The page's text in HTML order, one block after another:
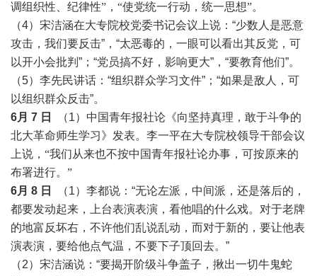
调组织性、纪律性”，“使党统一行动，统一思想”。
（4）宋洁涵在大专院校党委书记会议上说：“少数人是恶意
攻击，我们要反击”，“太恶毒的，一眼可以看出其反党，可
以开小会批判”；“党员搞不好，影响更大”，“要教育他们”。
（5）李先民讲话：“组织群众学习文件”；“如果是敌人，可
以组织群众反击”。
6月 7 日
（1） 中国青年报社论《向坚持真理，敢于斗争的
北大革命师生学习》发表。李一平在大专院校领导干部会议
上说， “我们从来也不按中国青年报社论办事，可按原来的
布署进行。”
6月 8 日
（1）李都说：“无论左派，中间派，还是落后的，
都要发动起来，上台表演表演，看他唱的什么戏。对于老牌
的地富反坏右，不许他们乱说乱动，而对于新的，要让他表
演表演，要给他点气温，不要下子顶回去。”
（2）宋洁涵说：“要揭开阶级斗争盖子，揪出一切牛鬼蛇